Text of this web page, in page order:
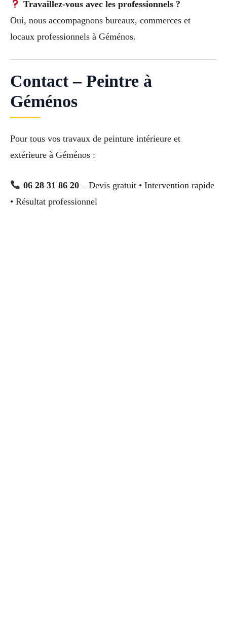
Travaillez-vous avec les professionnels ?
Oui, nous accompagnons bureaux, commerces et
locaux professionnels à Géménos.
Contact – Peintre à
Géménos
Pour tous vos travaux de peinture intérieure et
extérieure à Géménos :
06 28 31 86 20– Devis gratuit • Intervention rapide
• Résultat professionnel